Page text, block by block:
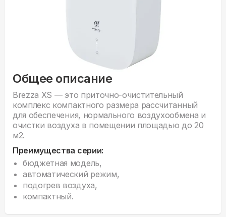
Общее описание
Brezza XS — это приточно-очистительный
комплекс компактного размера рассчитанный
для обеспечения, нормального воздухообмена и
очистки воздуха в помещении площадью до 20
м2.
Преимущества серии:
бюджетная модель,
автоматический режим,
подогрев воздуха,
компактный.